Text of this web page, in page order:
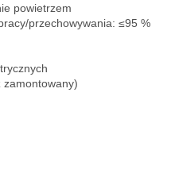
powietrzem
przechowywania: ≤95 %
zamontowany)